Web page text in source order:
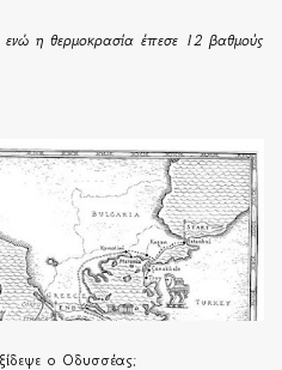
η θερμοκρασία έπεσε 12 βαθμούς
ο Οδυσσέας;